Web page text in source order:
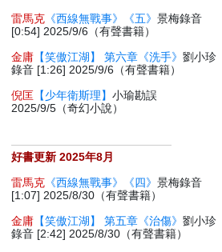
雷馬克 《西線無戰事》《五》景梅錄音
[0:54] 2025/9/6（有聲書籍）
金庸 【笑傲江湖】 第六章《洗手》劉小珍
錄音 [1:26] 2025/9/6（有聲書籍）
倪匡 【少年衛斯理】小瑜勘誤
2025/9/5（奇幻小說）
好書更新 2025年8月
雷馬克 《西線無戰事》《四》景梅錄音
[1:07] 2025/8/30（有聲書籍）
金庸 【笑傲江湖】 第五章《治傷》劉小珍
錄音 [2:42] 2025/8/30（有聲書籍）